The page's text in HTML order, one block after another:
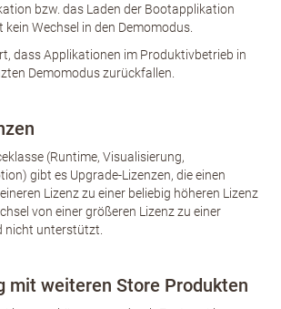
bzw. das Laden der Bootapplikation
Wechsel in den Demomodus.
dass Applikationen im Produktivbetrieb in
Demomodus zurückfallen.
(Runtime, Visualisierung,
gibt es Upgrade-Lizenzen, die einen
Lizenz zu einer beliebig höheren Lizenz
von einer größeren Lizenz zu einer
nicht unterstützt.
mit weiteren Store Produkten